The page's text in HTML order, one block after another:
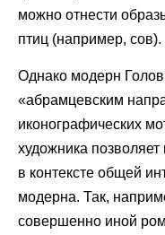
можно отнести
птиц (например, сов).
Однако модерн
«абрамцевским
иконографических
художника
в контексте общей
модерна. Так,
совершенно иной